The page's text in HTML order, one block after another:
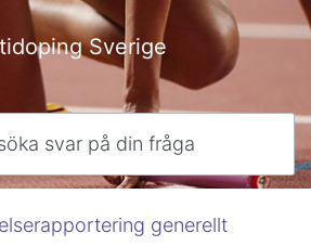
Sverige
generellt